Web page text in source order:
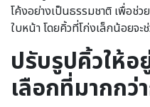
โค้งอย่างเป็นธรรมชาติ เพื่อช่
ใบหน้า โดยคิ้วที่โก่งเล็กน้อยจะ
ปรับรูปคิ้วให้อ
เลือกที่มากกว่